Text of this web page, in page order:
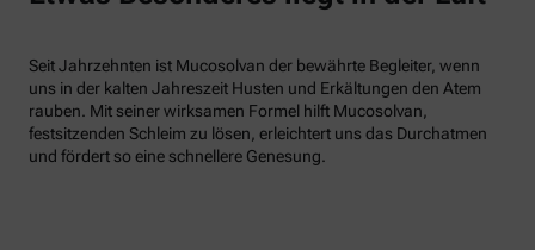
Seit Jahrzehnten ist Mucosolvan der bewährte Begleiter, wenn
uns in der kalten Jahreszeit Husten und Erkältungen den Atem
rauben. Mit seiner wirksamen Formel hilft Mucosolvan,
festsitzenden Schleim zu lösen, erleichtert uns das Durchatmen
und fördert so eine schnellere Genesung.